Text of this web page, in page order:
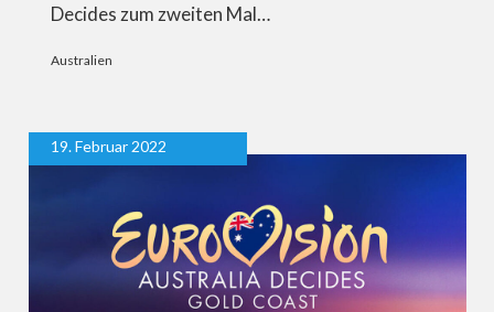
Decides zum zweiten Mal…
Australien
19. Februar 2022